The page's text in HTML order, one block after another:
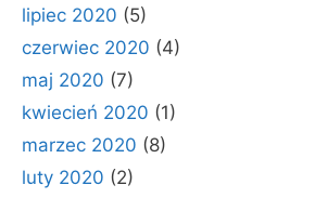
lipiec 2020 (5)
czerwiec 2020 (4)
maj 2020 (7)
kwiecień 2020 (1)
marzec 2020 (8)
luty 2020 (2)